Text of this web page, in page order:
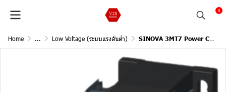
0
Home ... Low Voltage (ระบบแรงดันต่ำ) SINOVA 3MT7 Power Contactors, Size 0, 3ph 400Vac @55oC (9A),Ratings of three-phase motors at 50Hz and 400V (4kW), NO1